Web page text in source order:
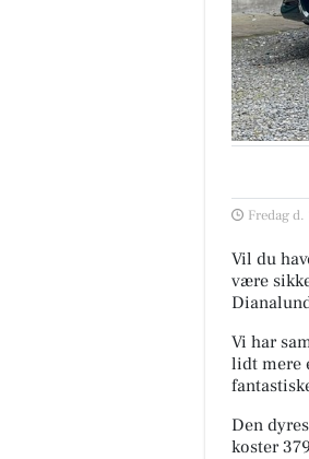
Fredag
Vil du
være
Vi har
lidt mere
Den
koster